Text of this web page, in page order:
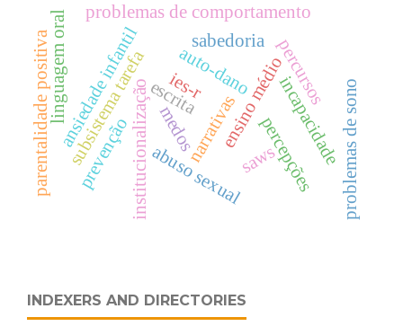
ensino médio
auto-dano
institucionalização
percursos
percepções
narrativas
subsistema tarefa
sabedoria
sawsincapacidade
ansiedade infantilescrita
medos
problemas de comportamento
problemas de sono
linguagem oral ies-r
parentalidade positiva prevenção abuso sexual
INDEXERS AND DIRECTORIES